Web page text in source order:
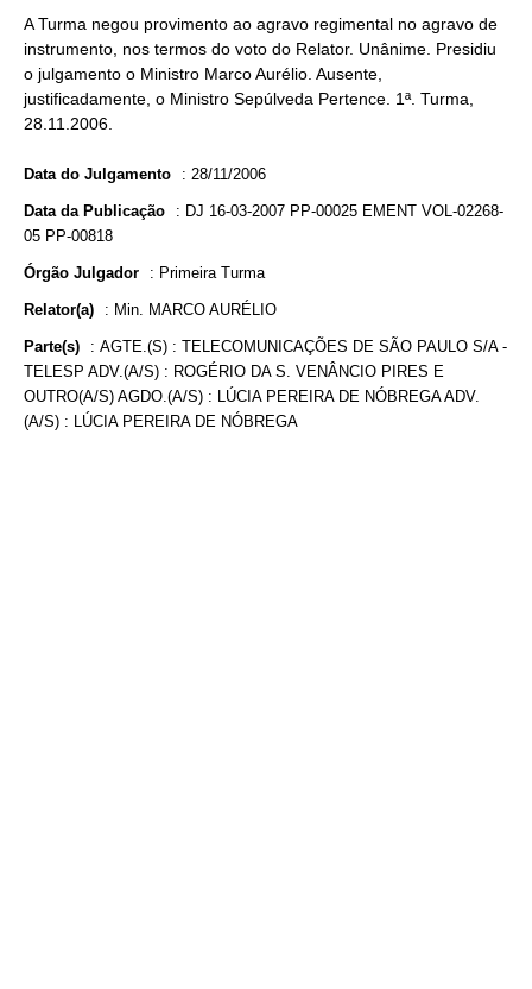
A Turma negou provimento ao agravo regimental no agravo de
instrumento, nos termos do voto do Relator. Unânime. Presidiu
o julgamento o Ministro Marco Aurélio. Ausente,
justificadamente, o Ministro Sepúlveda Pertence. 1ª. Turma,
28.11.2006.
Data do Julgamento : 28/11/2006
Data da Publicação : DJ 16-03-2007 PP-00025 EMENT VOL-02268-
05 PP-00818
Órgão Julgador : Primeira Turma
Relator(a) : Min. MARCO AURÉLIO
Parte(s) : AGTE.(S) : TELECOMUNICAÇÕES DE SÃO PAULO S/A -
TELESP ADV.(A/S) : ROGÉRIO DA S. VENÂNCIO PIRES E
OUTRO(A/S) AGDO.(A/S) : LÚCIA PEREIRA DE NÓBREGA ADV.
(A/S) : LÚCIA PEREIRA DE NÓBREGA